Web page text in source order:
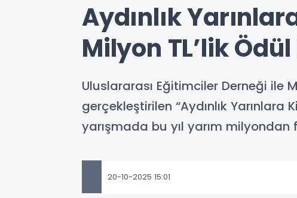
Aydınlık
Milyon TL’lik
Uluslararası Eğitimciler Derneği ile
gerçekleştirilen “Aydınlık Yarınlara
yarışmada bu yıl yarım
20-10-2025 15:01